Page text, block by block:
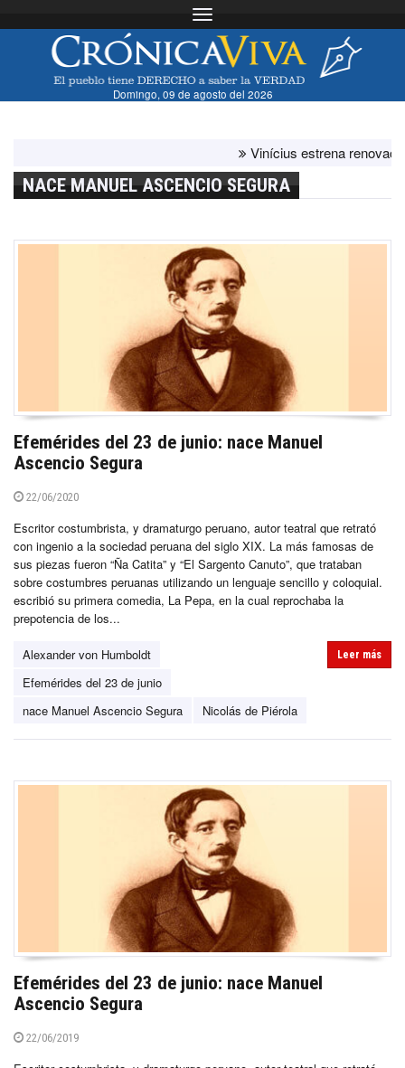
Toggle navigation
Domingo, 09 de agosto del 2026
Vinícius estrena renovación
NACE MANUEL ASCENCIO SEGURA
Efemérides del 23 de junio: nace Manuel
Ascencio Segura
22/06/2020
Escritor costumbrista, y dramaturgo peruano, autor teatral que retrató
con ingenio a la sociedad peruana del siglo XIX. La más famosas de
sus piezas fueron “Ña Catita” y “El Sargento Canuto”, que trataban
sobre costumbres peruanas utilizando un lenguaje sencillo y coloquial.
escribió su primera comedia, La Pepa, en la cual reprochaba la
prepotencia de los...
Alexander von Humboldt
Efemérides del 23 de junio
nace Manuel Ascencio Segura
Nicolás de Piérola
Leer más
Efemérides del 23 de junio: nace Manuel
Ascencio Segura
22/06/2019